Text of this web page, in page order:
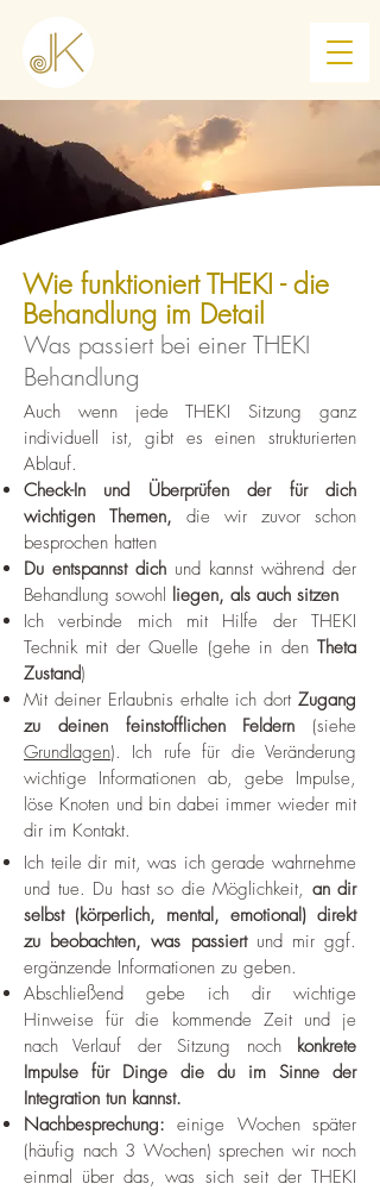
Wie funktioniert THEKI - die
Behandlung im Detail
Was passiert bei einer THEKI
Behandlung
Auch wenn jede THEKI Sitzung ganz
individuell ist, gibt es einen strukturierten
Ablauf.
Check-In und Überprüfen der für dich
wichtigen Themen, die wir zuvor schon
besprochen hatten
Du entspannst dich und kannst während der
Behandlung sowohl liegen, als auch sitzen
Ich verbinde mich mit Hilfe der THEKI
Technik mit der Quelle (gehe in denTheta
Zustand)
Mit deiner Erlaubnis erhalte ich dort Zugang
zu deinen feinstofflichen Feldern (siehe
Grundlagen). Ich rufe für die Veränderung
wichtige Informationen ab, gebe Impulse,
löse Knoten und bin dabei immer wieder mit
dir im Kontakt.
Ich teile dir mit, was ich gerade wahrnehme
und tue. Du hast so die Möglichkeit, an dir
selbst (körperlich, mental, emotional) direkt
zu beobachten, was passiert und mir ggf.
ergänzende Informationen zu geben.
Abschließend gebe ich dir wichtige
Hinweise für die kommende Zeit und je
nach Verlauf der Sitzung noch konkrete
Impulse für Dinge die du im Sinne der
Integration tun kannst.
Nachbesprechung:einige Wochen später
(häufig nach 3 Wochen) sprechen wir noch
einmal über das, was sich seit der THEKI